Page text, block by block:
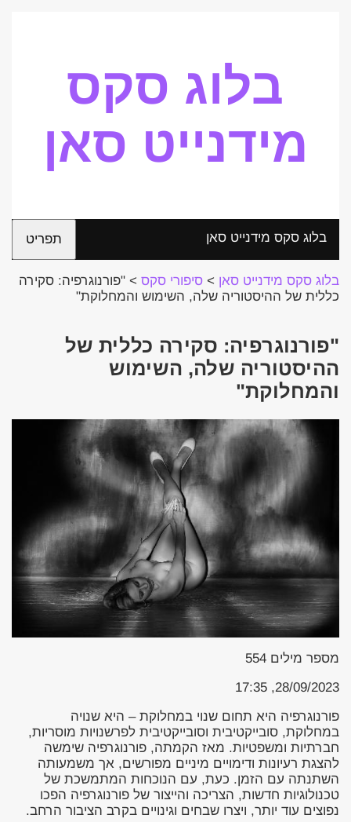
בלוג סקס
מידנייט סאן
בלוג סקס מידנייט סאן תפריט
בלוג סקס מידנייט סאן > סיפורי סקס > "פורנוגרפיה: סקירה
כללית של ההיסטוריה שלה, השימוש והמחלוקת"
"פורנוגרפיה: סקירה כללית של
ההיסטוריה שלה, השימוש
והמחלוקת"
מספר מילים 554
28/09/2023, 17:35
פורנוגרפיה היא תחום שנוי במחלוקת – היא שנויה
במחלוקת, סובייקטיבית וסובייקטיבית לפרשנויות מוסריות,
חברתיות ומשפטיות. מאז הקמתה, פורנוגרפיה שימשה
להצגת רעיונות ודימויים מיניים מפורשים, אך משמעותה
השתנתה עם הזמן. כעת, עם הנוכחות המתמשכת של
טכנולוגיות חדשות, הצריכה והייצור של פורנוגרפיה הפכו
נפוצים עוד יותר, ויצרו שבחים וגינויים בקרב הציבור הרחב.